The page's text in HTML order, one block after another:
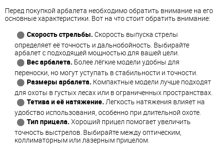
Перед покупкой арбалета необходимо обратить внимание на его
основные характеристики. Вот на что стоит обратить внимание:
Скорость стрельбы. Скорость выпуска стрелы
определяет её точность и дальнобойность. Выбирайте
арбалет с подходящей мощностью для вашей цели.
Вес арбалета. Более лёгкие модели удобны для
переноски, но могут уступать в стабильности и точности.
Размеры арбалета. Компактные модели лучше подходят
для охоты в густых лесах или в ограниченных пространствах.
Тетива и её натяжение. Легкость натяжения влияет на
удобство использования, особенно при длительной охоте.
Тип прицела. Хороший прицел помогает увеличить
точность выстрелов. Выбирайте между оптическим,
коллиматорным или лазерным прицелом.